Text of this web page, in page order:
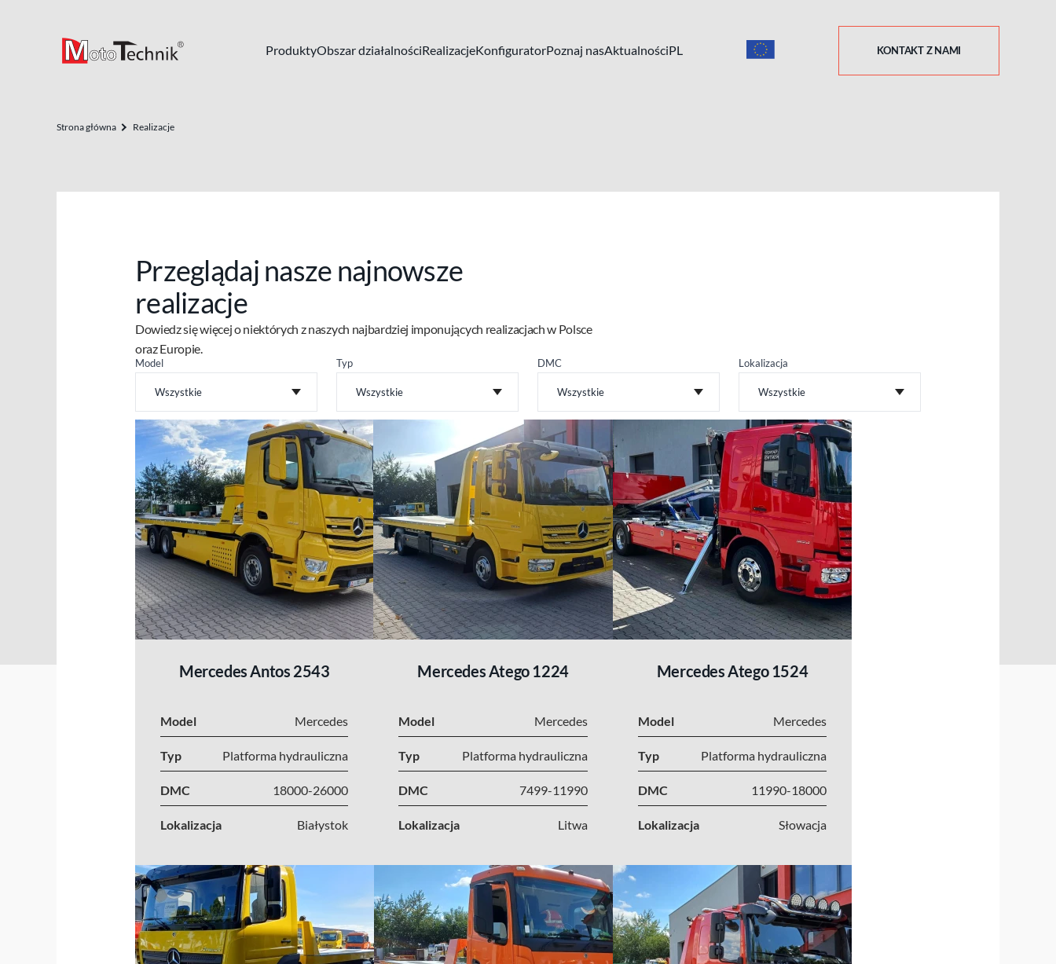
ProduktyObszar działalnościRealizacjeKonfiguratorPoznaj nasAktualnościPL KONTAKT Z NAMI
Strona główna Realizacje
Przeglądaj nasze najnowsze
realizacje
Dowiedz się więcej o niektórych z naszych najbardziej imponujących realizacjach w Polsce
oraz Europie.
Model
Wszystkie
Typ
Wszystkie
DMC
Wszystkie
Lokalizacja
Wszystkie
Mercedes Antos 2543
Model Mercedes
Typ Platforma hydrauliczna
DMC 18000-26000
Lokalizacja Białystok
Mercedes Atego 1224
Model Mercedes
Typ Platforma hydrauliczna
DMC 7499-11990
Lokalizacja Litwa
Mercedes Atego 1524
Model Mercedes
Typ Platforma hydrauliczna
DMC 11990-18000
Lokalizacja Słowacja